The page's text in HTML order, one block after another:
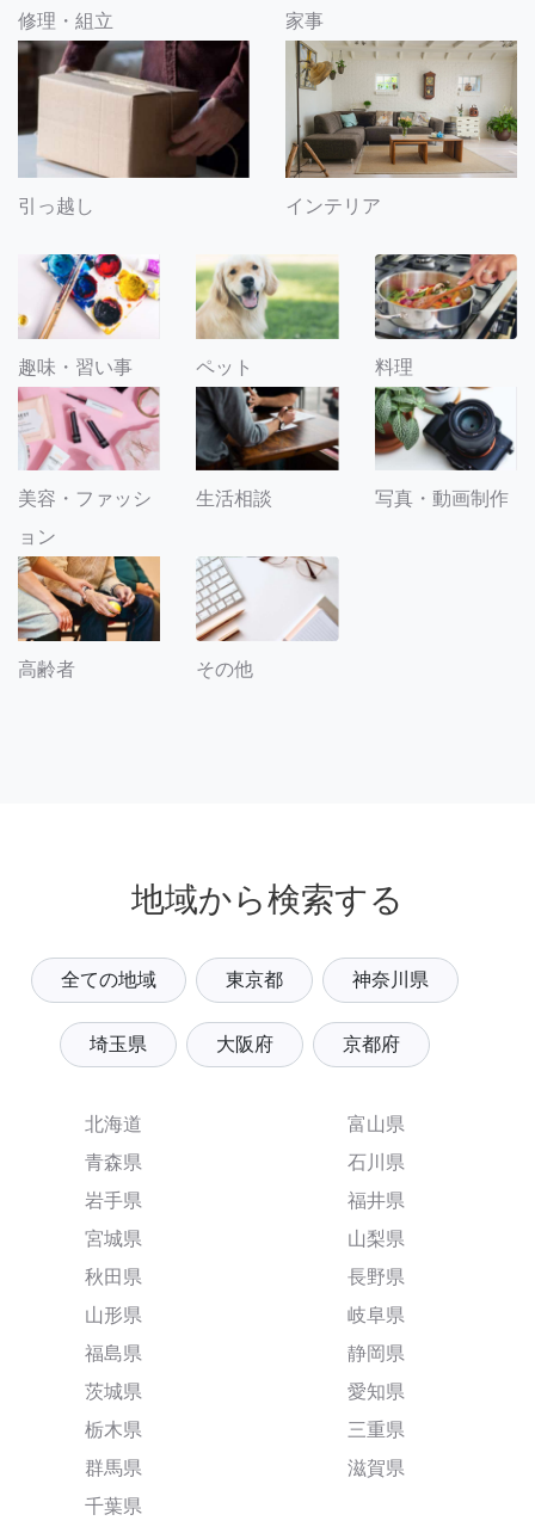
修理・組立 家事
引っ越し インテリア
趣味・習い事 ペット 料理
美容・ファッシ
ョン
生活相談 写真・動画制作
高齢者 その他
地域から検索する
全ての地域 東京都 神奈川県
埼玉県 大阪府 京都府
北海道
青森県
岩手県
宮城県
秋田県
山形県
福島県
茨城県
栃木県
群馬県
千葉県
富山県
石川県
福井県
山梨県
長野県
岐阜県
静岡県
愛知県
三重県
滋賀県